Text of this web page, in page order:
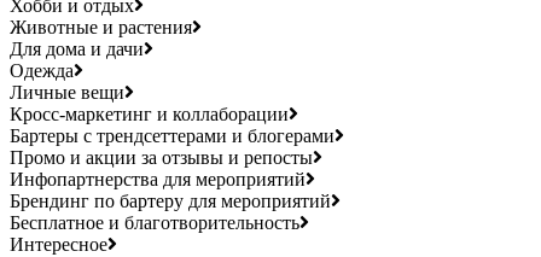
Хобби и отдых
Животные и растения
Для дома и дачи
Одежда
Личные вещи
Кросс-маркетинг и коллаборации
Бартеры с трендсеттерами и блогерами
Промо и акции за отзывы и репосты
Инфопартнерства для мероприятий
Брендинг по бартеру для мероприятий
Бесплатное и благотворительность
Интересное